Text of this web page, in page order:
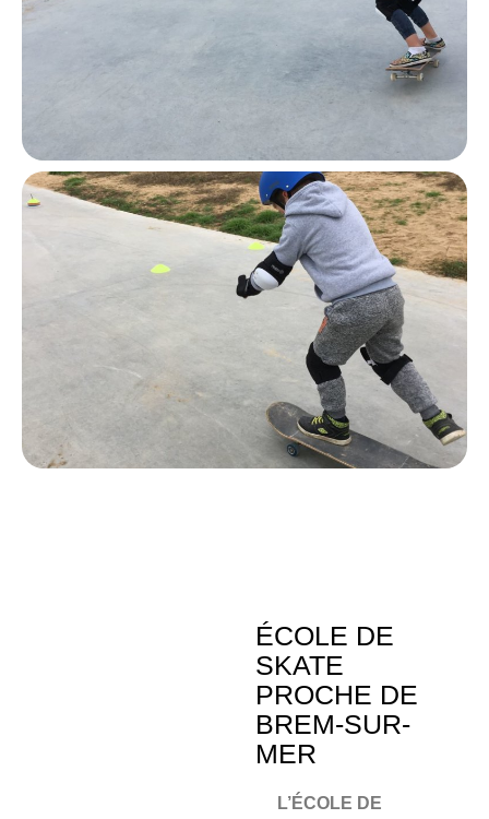
ÉCOLE DE
SKATE
PROCHE DE
BREM-SUR-
MER
L’ÉCOLE DE